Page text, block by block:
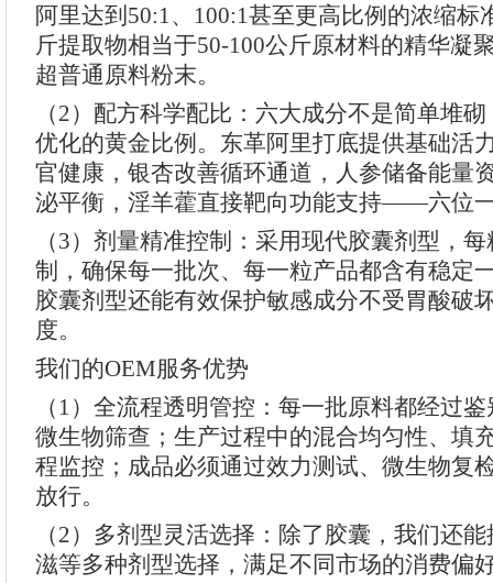
阿里达到50:1、100:1甚至更高比例的浓缩标
斤提取物相当于50-100公斤原材料的精华凝
超普通原料粉末。
（2）配方科学配比：六大成分不是简单堆
优化的黄金比例。东革阿里打底提供基础活
官健康，银杏改善循环通道，人参储备能量
泌平衡，淫羊藿直接靶向功能支持——六位
（3）剂量精准控制：采用现代胶囊剂型，
制，确保每一批次、每一粒产品都含有稳定
胶囊剂型还能有效保护敏感成分不受胃酸破
度。
我们的OEM服务优势
（1）全流程透明管控：每一批原料都经过
微生物筛查；生产过程中的混合均匀性、填
程监控；成品必须通过效力测试、微生物复
放行。
（2）多剂型灵活选择：除了胶囊，我们还
滋等多种剂型选择，满足不同市场的消费偏